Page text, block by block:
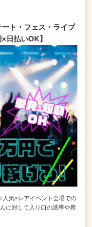
ト・フェス・ライブ
日払いOK】
人気×レアイベント会場での
に対して入り口の誘導や席